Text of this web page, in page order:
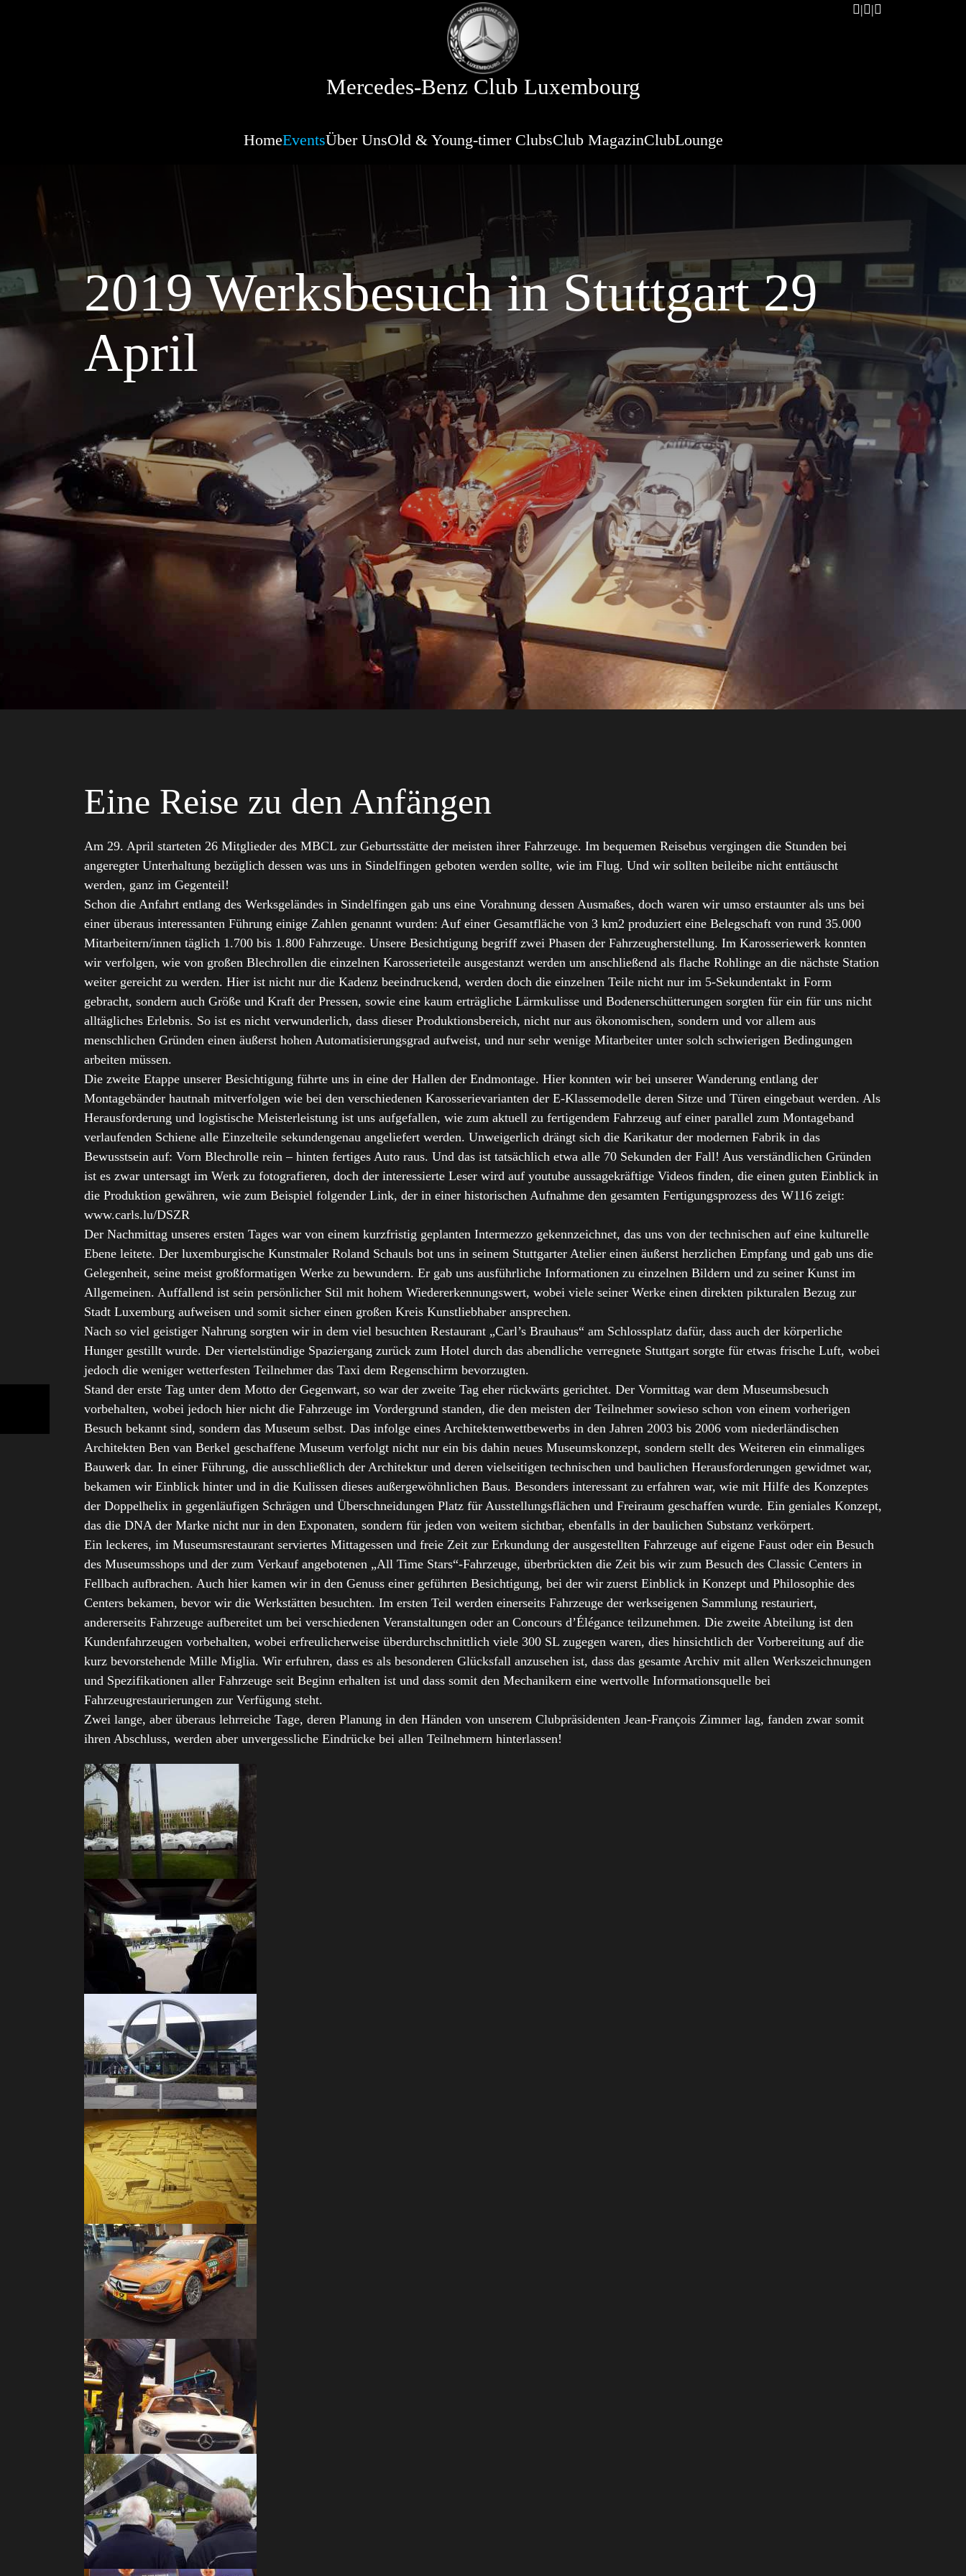
Mercedes-Benz Club Luxembourg
HomeEventsÜber UnsOld & Young-timer ClubsClub MagazinClubLounge
2019 Werksbesuch in Stuttgart 29
April
Eine Reise zu den Anfängen
Am 29. April starteten 26 Mitglieder des MBCL zur Geburtsstätte der meisten ihrer Fahrzeuge. Im bequemen Reisebus vergingen die Stunden bei
angeregter Unterhaltung bezüglich dessen was uns in Sindelfingen geboten werden sollte, wie im Flug. Und wir sollten beileibe nicht enttäuscht
werden, ganz im Gegenteil!
Schon die Anfahrt entlang des Werksgeländes in Sindelfingen gab uns eine Vorahnung dessen Ausmaßes, doch waren wir umso erstaunter als uns bei
einer überaus interessanten Führung einige Zahlen genannt wurden: Auf einer Gesamtfläche von 3 km2 produziert eine Belegschaft von rund 35.000
Mitarbeitern/innen täglich 1.700 bis 1.800 Fahrzeuge. Unsere Besichtigung begriff zwei Phasen der Fahrzeugherstellung. Im Karosseriewerk konnten
wir verfolgen, wie von großen Blechrollen die einzelnen Karosserieteile ausgestanzt werden um anschließend als flache Rohlinge an die nächste Station
weiter gereicht zu werden. Hier ist nicht nur die Kadenz beeindruckend, werden doch die einzelnen Teile nicht nur im 5-Sekundentakt in Form
gebracht, sondern auch Größe und Kraft der Pressen, sowie eine kaum erträgliche Lärmkulisse und Bodenerschütterungen sorgten für ein für uns nicht
alltägliches Erlebnis. So ist es nicht verwunderlich, dass dieser Produktionsbereich, nicht nur aus ökonomischen, sondern und vor allem aus
menschlichen Gründen einen äußerst hohen Automatisierungsgrad aufweist, und nur sehr wenige Mitarbeiter unter solch schwierigen Bedingungen
arbeiten müssen.
Die zweite Etappe unserer Besichtigung führte uns in eine der Hallen der Endmontage. Hier konnten wir bei unserer Wanderung entlang der
Montagebänder hautnah mitverfolgen wie bei den verschiedenen Karosserievarianten der E-Klassemodelle deren Sitze und Türen eingebaut werden. Als
Herausforderung und logistische Meisterleistung ist uns aufgefallen, wie zum aktuell zu fertigendem Fahrzeug auf einer parallel zum Montageband
verlaufenden Schiene alle Einzelteile sekundengenau angeliefert werden. Unweigerlich drängt sich die Karikatur der modernen Fabrik in das
Bewusstsein auf: Vorn Blechrolle rein – hinten fertiges Auto raus. Und das ist tatsächlich etwa alle 70 Sekunden der Fall! Aus verständlichen Gründen
ist es zwar untersagt im Werk zu fotografieren, doch der interessierte Leser wird auf youtube aussagekräftige Videos finden, die einen guten Einblick in
die Produktion gewähren, wie zum Beispiel folgender Link, der in einer historischen Aufnahme den gesamten Fertigungsprozess des W116 zeigt:
www.carls.lu/DSZR
Der Nachmittag unseres ersten Tages war von einem kurzfristig geplanten Intermezzo gekennzeichnet, das uns von der technischen auf eine kulturelle
Ebene leitete. Der luxemburgische Kunstmaler Roland Schauls bot uns in seinem Stuttgarter Atelier einen äußerst herzlichen Empfang und gab uns die
Gelegenheit, seine meist großformatigen Werke zu bewundern. Er gab uns ausführliche Informationen zu einzelnen Bildern und zu seiner Kunst im
Allgemeinen. Auffallend ist sein persönlicher Stil mit hohem Wiedererkennungswert, wobei viele seiner Werke einen direkten pikturalen Bezug zur
Stadt Luxemburg aufweisen und somit sicher einen großen Kreis Kunstliebhaber ansprechen.
Nach so viel geistiger Nahrung sorgten wir in dem viel besuchten Restaurant „Carl’s Brauhaus“ am Schlossplatz dafür, dass auch der körperliche
Hunger gestillt wurde. Der viertelstündige Spaziergang zurück zum Hotel durch das abendliche verregnete Stuttgart sorgte für etwas frische Luft, wobei
jedoch die weniger wetterfesten Teilnehmer das Taxi dem Regenschirm bevorzugten.
Stand der erste Tag unter dem Motto der Gegenwart, so war der zweite Tag eher rückwärts gerichtet. Der Vormittag war dem Museumsbesuch
vorbehalten, wobei jedoch hier nicht die Fahrzeuge im Vordergrund standen, die den meisten der Teilnehmer sowieso schon von einem vorherigen
Besuch bekannt sind, sondern das Museum selbst. Das infolge eines Architektenwettbewerbs in den Jahren 2003 bis 2006 vom niederländischen
Architekten Ben van Berkel geschaffene Museum verfolgt nicht nur ein bis dahin neues Museumskonzept, sondern stellt des Weiteren ein einmaliges
Bauwerk dar. In einer Führung, die ausschließlich der Architektur und deren vielseitigen technischen und baulichen Herausforderungen gewidmet war,
bekamen wir Einblick hinter und in die Kulissen dieses außergewöhnlichen Baus. Besonders interessant zu erfahren war, wie mit Hilfe des Konzeptes
der Doppelhelix in gegenläufigen Schrägen und Überschneidungen Platz für Ausstellungsflächen und Freiraum geschaffen wurde. Ein geniales Konzept,
das die DNA der Marke nicht nur in den Exponaten, sondern für jeden von weitem sichtbar, ebenfalls in der baulichen Substanz verkörpert.
Ein leckeres, im Museumsrestaurant serviertes Mittagessen und freie Zeit zur Erkundung der ausgestellten Fahrzeuge auf eigene Faust oder ein Besuch
des Museumsshops und der zum Verkauf angebotenen „All Time Stars“-Fahrzeuge, überbrückten die Zeit bis wir zum Besuch des Classic Centers in
Fellbach aufbrachen. Auch hier kamen wir in den Genuss einer geführten Besichtigung, bei der wir zuerst Einblick in Konzept und Philosophie des
Centers bekamen, bevor wir die Werkstätten besuchten. Im ersten Teil werden einerseits Fahrzeuge der werkseigenen Sammlung restauriert,
andererseits Fahrzeuge aufbereitet um bei verschiedenen Veranstaltungen oder an Concours d’Élégance teilzunehmen. Die zweite Abteilung ist den
Kundenfahrzeugen vorbehalten, wobei erfreulicherweise überdurchschnittlich viele 300 SL zugegen waren, dies hinsichtlich der Vorbereitung auf die
kurz bevorstehende Mille Miglia. Wir erfuhren, dass es als besonderen Glücksfall anzusehen ist, dass das gesamte Archiv mit allen Werkszeichnungen
und Spezifikationen aller Fahrzeuge seit Beginn erhalten ist und dass somit den Mechanikern eine wertvolle Informationsquelle bei
Fahrzeugrestaurierungen zur Verfügung steht.
Zwei lange, aber überaus lehrreiche Tage, deren Planung in den Händen von unserem Clubpräsidenten Jean-François Zimmer lag, fanden zwar somit
ihren Abschluss, werden aber unvergessliche Eindrücke bei allen Teilnehmern hinterlassen!